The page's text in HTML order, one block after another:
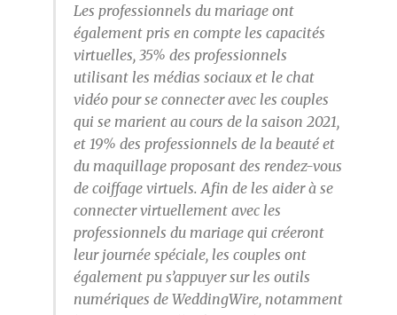
Les professionnels du mariage ont
également pris en compte les capacités
virtuelles, 35% des professionnels
utilisant les médias sociaux et le chat
vidéo pour se connecter avec les couples
qui se marient au cours de la saison 2021,
et 19% des professionnels de la beauté et
du maquillage proposant des rendez-vous
de coiffage virtuels. Afin de les aider à se
connecter virtuellement avec les
professionnels du mariage qui créeront
leur journée spéciale, les couples ont
également pu s’appuyer sur les outils
numériques de WeddingWire, notamment